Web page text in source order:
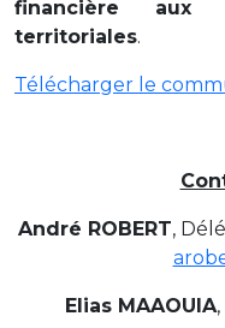
financière aux
territoriales.
Télécharger le
André ROBERT,
Elias MAAOUIA